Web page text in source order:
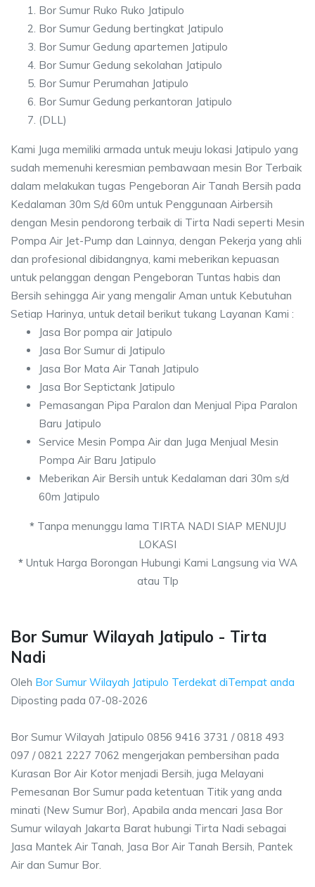
Bor Sumur Ruko Ruko Jatipulo
Bor Sumur Gedung bertingkat Jatipulo
Bor Sumur Gedung apartemen Jatipulo
Bor Sumur Gedung sekolahan Jatipulo
Bor Sumur Perumahan Jatipulo
Bor Sumur Gedung perkantoran Jatipulo
(DLL)
Kami Juga memiliki armada untuk meuju lokasi Jatipulo yang
sudah memenuhi keresmian pembawaan mesin Bor Terbaik
dalam melakukan tugas Pengeboran Air Tanah Bersih pada
Kedalaman 30m S/d 60m untuk Penggunaan Airbersih
dengan Mesin pendorong terbaik di Tirta Nadi seperti Mesin
Pompa Air Jet-Pump dan Lainnya, dengan Pekerja yang ahli
dan profesional dibidangnya, kami meberikan kepuasan
untuk pelanggan dengan Pengeboran Tuntas habis dan
Bersih sehingga Air yang mengalir Aman untuk Kebutuhan
Setiap Harinya, untuk detail berikut tukang Layanan Kami :
Jasa Bor pompa air Jatipulo
Jasa Bor Sumur di Jatipulo
Jasa Bor Mata Air Tanah Jatipulo
Jasa Bor Septictank Jatipulo
Pemasangan Pipa Paralon dan Menjual Pipa Paralon
Baru Jatipulo
Service Mesin Pompa Air dan Juga Menjual Mesin
Pompa Air Baru Jatipulo
Meberikan Air Bersih untuk Kedalaman dari 30m s/d
60m Jatipulo
*Tanpa menunggu lama TIRTA NADI SIAP MENUJU
LOKASI
*Untuk Harga Borongan Hubungi Kami Langsung via WA
atau Tlp
Bor Sumur Wilayah Jatipulo - Tirta
Nadi
Oleh Bor Sumur Wilayah Jatipulo Terdekat diTempat anda
Diposting pada 07-08-2026
Bor Sumur Wilayah Jatipulo 0856 9416 3731 / 0818 493
097 / 0821 2227 7062 mengerjakan pembersihan pada
Kurasan Bor Air Kotor menjadi Bersih, juga Melayani
Pemesanan Bor Sumur pada ketentuan Titik yang anda
minati (New Sumur Bor), Apabila anda mencari Jasa Bor
Sumur wilayah Jakarta Barat hubungi Tirta Nadi sebagai
Jasa Mantek Air Tanah, Jasa Bor Air Tanah Bersih, Pantek
Air dan Sumur Bor.